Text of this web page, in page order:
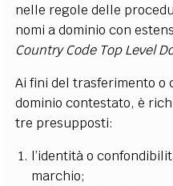
nelle regole delle
nomi a dominio con
Country Code Top Level
Ai fini del trasferimento o
dominio contestato, è
tre presupposti:
l’identità o
marchio;